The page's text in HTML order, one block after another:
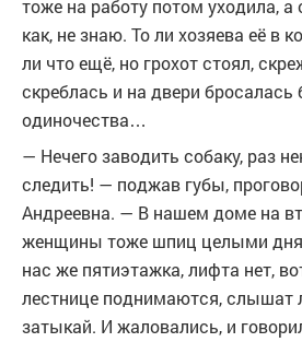
тоже на работу потом уходила,
как, не знаю. То ли хозяева её в
ли что ещё, но грохот стоял,
скреблась и на двери бросалась
одиночества…
— Нечего заводить собаку, раз
следить! — поджав губы,
Андреевна. — В нашем доме на
женщины тоже шпиц целыми
нас же пятиэтажка, лифта нет,
лестнице поднимаются, слышат
затыкай. И жаловались, и